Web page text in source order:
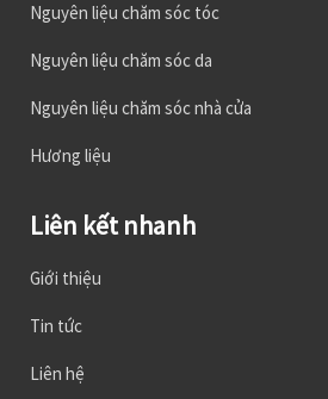
Nguyên liệu chăm sóc tóc
Nguyên liệu chăm sóc da
Nguyên liệu chăm sóc nhà cửa
Hương liệu
Liên kết nhanh
Giới thiệu
Tin tức
Liên hệ